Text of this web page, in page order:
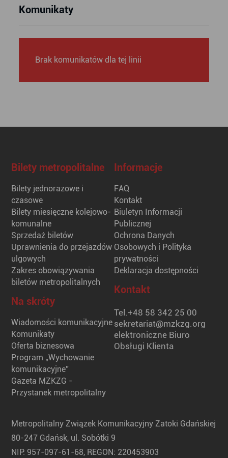
Komunikaty
Brak komunikatów dla tej linii
Bilety metropolitalne
Bilety jednorazowe i
czasowe
Bilety miesięczne kolejowo-
komunalne
Sprzedaż biletów
Uprawnienia do przejazdów
ulgowych
Zakres obowiązywania
biletów metropolitalnych
Na skróty
Wiadomości komunikacyjne
Komunikaty
Oferta biznesowa
Program „Wychowanie
komunikacyjne”
Gazeta MZKZG -
Przystanek metropolitalny
Informacje
FAQ
Kontakt
Biuletyn Informacji
Publicznej
Ochrona Danych
Osobowych i Polityka
prywatności
Deklaracja dostępności
Kontakt
Tel.+48 58 342 25 00
sekretariat@mzkzg.org
elektroniczne Biuro
Obsługi Klienta
Metropolitalny Związek Komunikacyjny Zatoki Gdańskiej
80-247 Gdańsk, ul. Sobótki 9
NIP: 957-097-61-68, REGON: 220453903